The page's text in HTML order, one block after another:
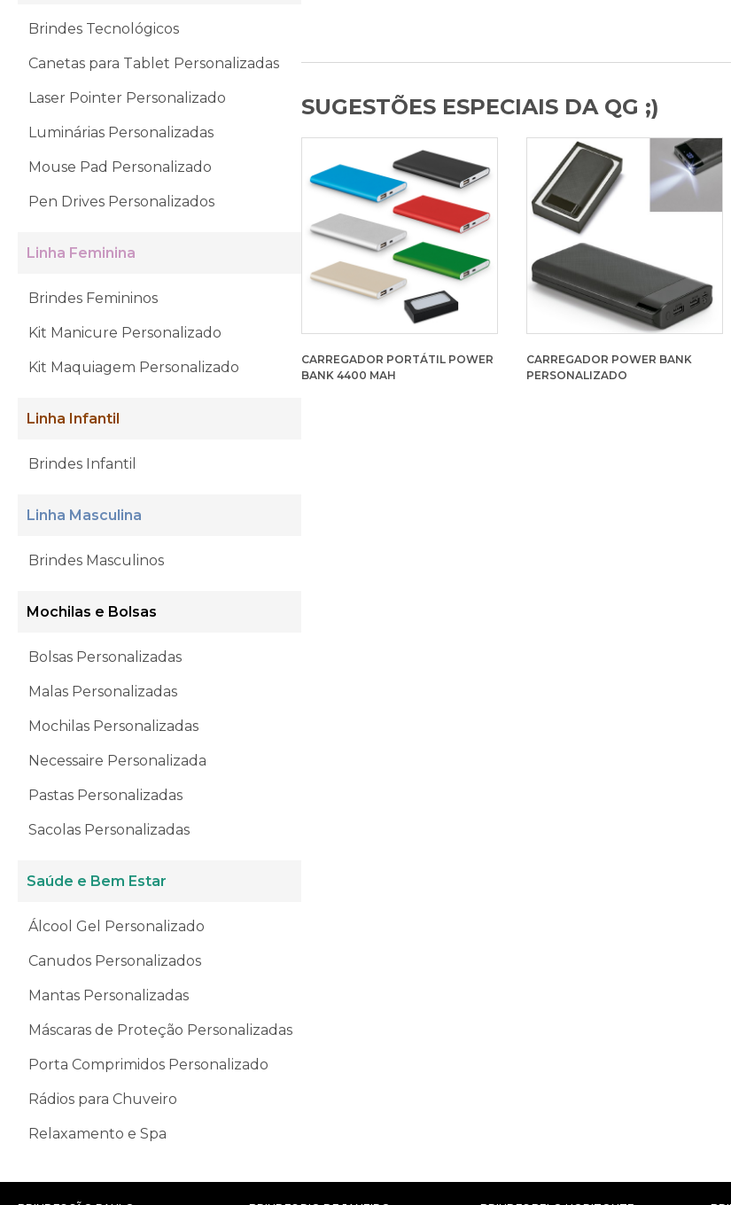
Brindes Tecnológicos
Canetas para Tablet Personalizadas
Laser Pointer Personalizado
Luminárias Personalizadas
Mouse Pad Personalizado
Pen Drives Personalizados
Linha Feminina
Brindes Femininos
Kit Manicure Personalizado
Kit Maquiagem Personalizado
Linha Infantil
Brindes Infantil
Linha Masculina
Brindes Masculinos
Mochilas e Bolsas
Bolsas Personalizadas
Malas Personalizadas
Mochilas Personalizadas
Necessaire Personalizada
Pastas Personalizadas
Sacolas Personalizadas
Saúde e Bem Estar
Álcool Gel Personalizado
Canudos Personalizados
Mantas Personalizadas
Máscaras de Proteção Personalizadas
Porta Comprimidos Personalizado
Rádios para Chuveiro
Relaxamento e Spa
SUGESTÕES ESPECIAIS DA QG ;)
CARREGADOR PORTÁTIL POWER
BANK 4400 MAH
CARREGADOR POWER BANK
PERSONALIZADO